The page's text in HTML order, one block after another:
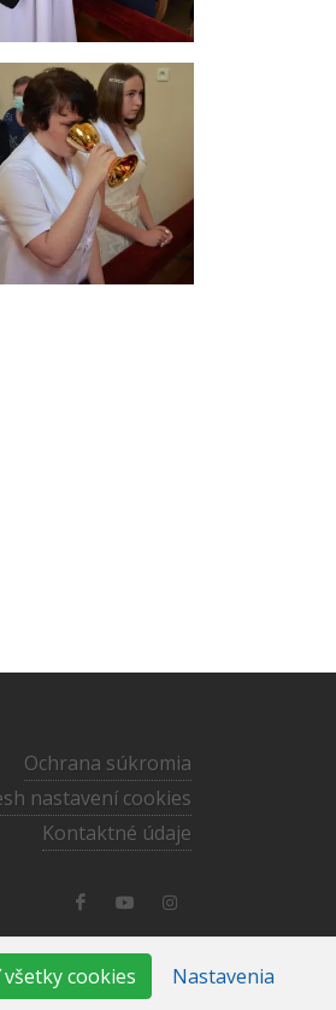
Ochrana súkromia
nastavení cookies
Kontaktné údaje
cookies Nastavenia